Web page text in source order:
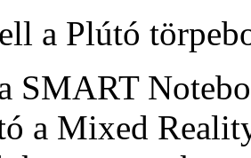
a Plútó
SMART
a Mixed